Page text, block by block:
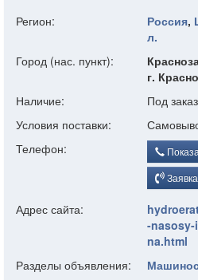
Регион: Россия,
л.
Город (нас. пункт):
г.
Наличие:
Под заказ
Условия поставки:
Телефон:
Адрес сайта:
-
na.html
Разделы объявления: